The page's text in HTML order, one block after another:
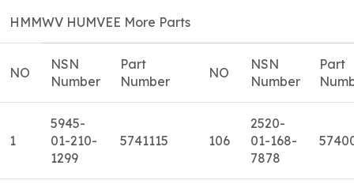
HMMWV HUMVEE More Parts
NO
NSN
Number
Part
Number
NO
NSN
Number
Part
1
5945-
01-210-
1299
5741115 106
2520-
01-168-
7878